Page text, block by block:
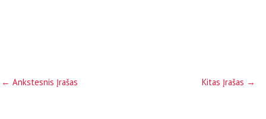
← Ankstesnis Įrašas Kitas Įrašas →